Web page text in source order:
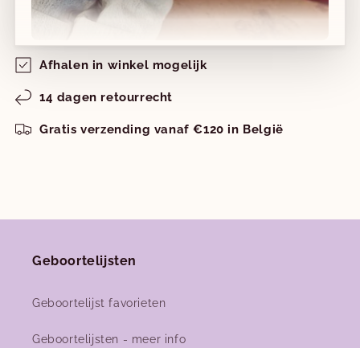
Meestal klaar binnen 2 uur
Winkelgegevens bekijken
Afhalen in winkel mogelijk
14 dagen retourrecht
Gratis verzending vanaf €120 in België
Geboortelijsten
Geboortelijst favorieten
Geboortelijsten - meer info
nu ookonline!